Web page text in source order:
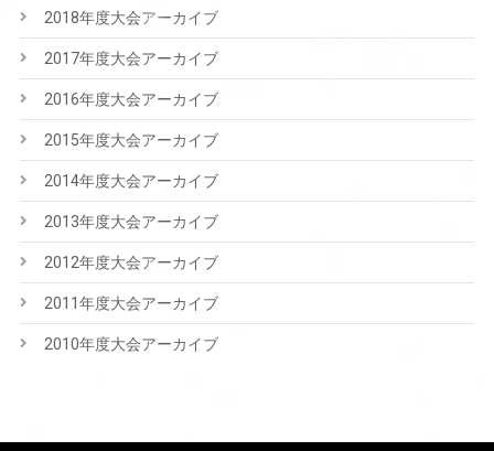
2018年度大会アーカイブ
2017年度大会アーカイブ
2016年度大会アーカイブ
2015年度大会アーカイブ
2014年度大会アーカイブ
2013年度大会アーカイブ
2012年度大会アーカイブ
2011年度大会アーカイブ
2010年度大会アーカイブ